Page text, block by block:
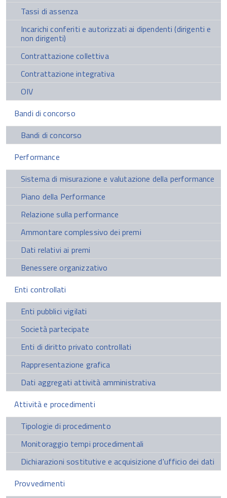
Tassi di assenza
Incarichi conferiti e autorizzati ai dipendenti (dirigenti e
non dirigenti)
Contrattazione collettiva
Contrattazione integrativa
OIV
Bandi di concorso
Bandi di concorso
Performance
Sistema di misurazione e valutazione della performance
Piano della Performance
Relazione sulla performance
Ammontare complessivo dei premi
Dati relativi ai premi
Benessere organizzativo
Enti controllati
Enti pubblici vigilati
Società partecipate
Enti di diritto privato controllati
Rappresentazione grafica
Dati aggregati attività amministrativa
Attività e procedimenti
Tipologie di procedimento
Monitoraggio tempi procedimentali
Dichiarazioni sostitutive e acquisizione d'ufficio dei dati
Provvedimenti